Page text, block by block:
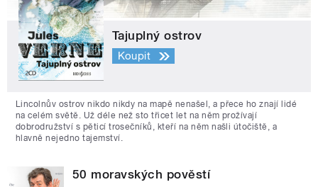
Tajuplný ostrov
Koupit
Lincolnův ostrov nikdo nikdy na mapě nenašel, a přece ho znají lidé
na celém světě. Už déle než sto třicet let na něm prožívají
dobrodružství s pěticí trosečníků, kteří na něm našli útočiště, a
hlavně nejedno tajemství.
50 moravských pověstí